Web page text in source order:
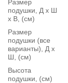
Размер
подушки, Д х Ш
х В, (см)
Размер
подушки (все
варианты), Д х
Ш, (см)
Высота
подушки, (см)